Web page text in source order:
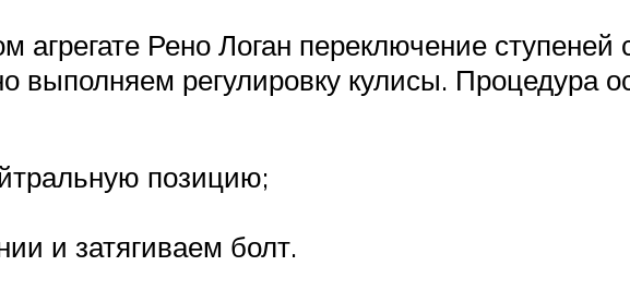
Рено Логан переключение ступеней
выполняем регулировку кулисы. Процедура
позицию;
и затягиваем болт.